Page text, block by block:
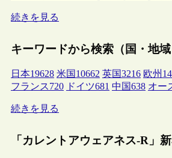
続きを見る
キーワードから検索（国・地域
日本19628 米国 10662 英国3216 欧州
フランス720 ドイツ681 中国638 オー
続きを見る
「カレントアウェアネス-R」